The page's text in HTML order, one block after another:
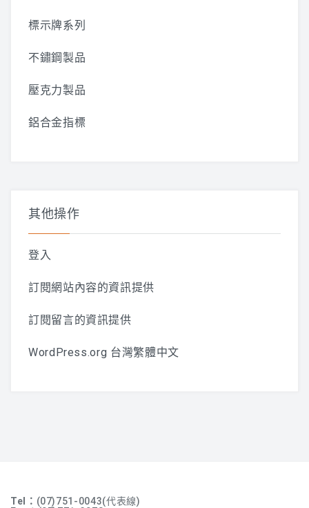
標示牌系列
不鏽鋼製品
壓克力製品
鋁合金指標
其他操作
登入
訂閱網站內容的資訊提供
訂閱留言的資訊提供
WordPress.org 台灣繁體中文
Tel： (07)751-0043(代表線)